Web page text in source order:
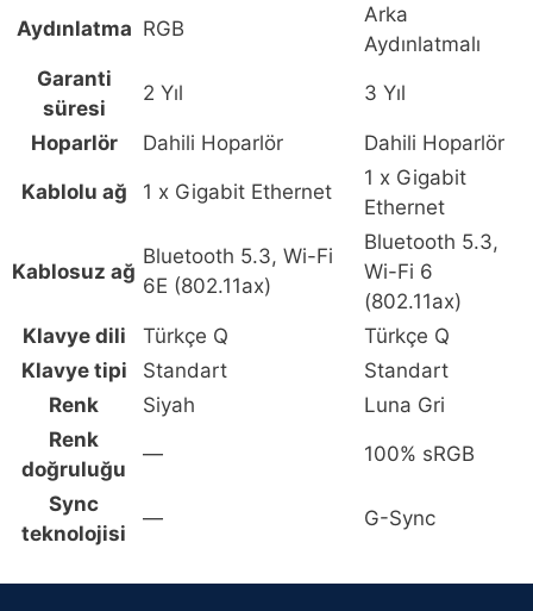
Aydınlatma RGB
Arka
Aydınlatmalı
Garanti
süresi
2 Yıl 3 Yıl
Hoparlör Dahili Hoparlör Dahili Hoparlör
Kablolu ağ 1 x Gigabit Ethernet
1 x Gigabit
Ethernet
Kablosuz ağ
Bluetooth 5.3, Wi-Fi
6E (802.11ax)
Bluetooth 5.3,
Wi-Fi 6
(802.11ax)
Klavye dili
Türkçe Q
Türkçe Q
Klavye tipi
Standart
Standart
Renk
Siyah
Luna Gri
Renk
doğruluğu
— 100% sRGB
Sync
teknolojisi
— G-Sync